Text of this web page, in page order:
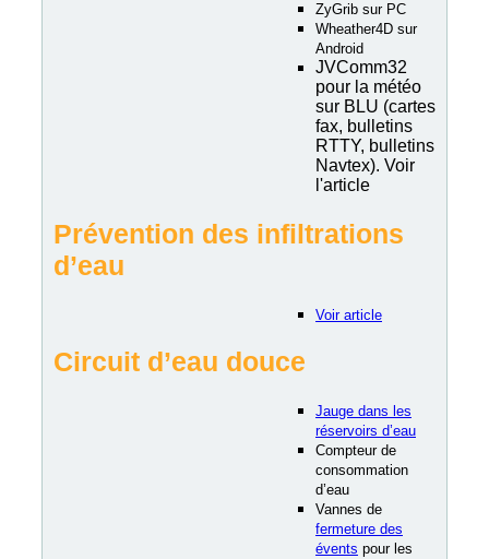
ZyGrib sur PC
Wheather4D sur
Android
JVComm32
pour la météo
sur BLU (cartes
fax, bulletins
RTTY, bulletins
Navtex). Voir
l'article
Prévention des infiltrations
d’eau
Voir article
Circuit d’eau douce
Jauge dans les
réservoirs d’eau
Compteur de
consommation
d’eau
Vannes de
fermeture des
évents pour les